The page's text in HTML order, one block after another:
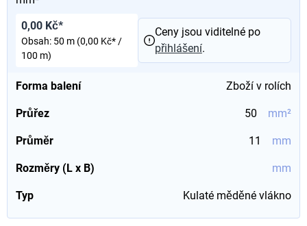
Forma balení Zboží v rolích
Průřez 50 mm²
Průměr 11 mm
Rozměry (L x B) mm
Typ Kulaté měděné vlákno
0,00 Kč*
Obsah: 50 m (0,00 Kč* /
100 m)
Ceny jsou viditelné po
přihlášení.